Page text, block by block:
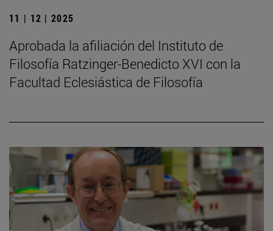
11 | 12 | 2025
Aprobada la afiliación del Instituto de
Filosofía Ratzinger-Benedicto XVI con la
Facultad Eclesiástica de Filosofía